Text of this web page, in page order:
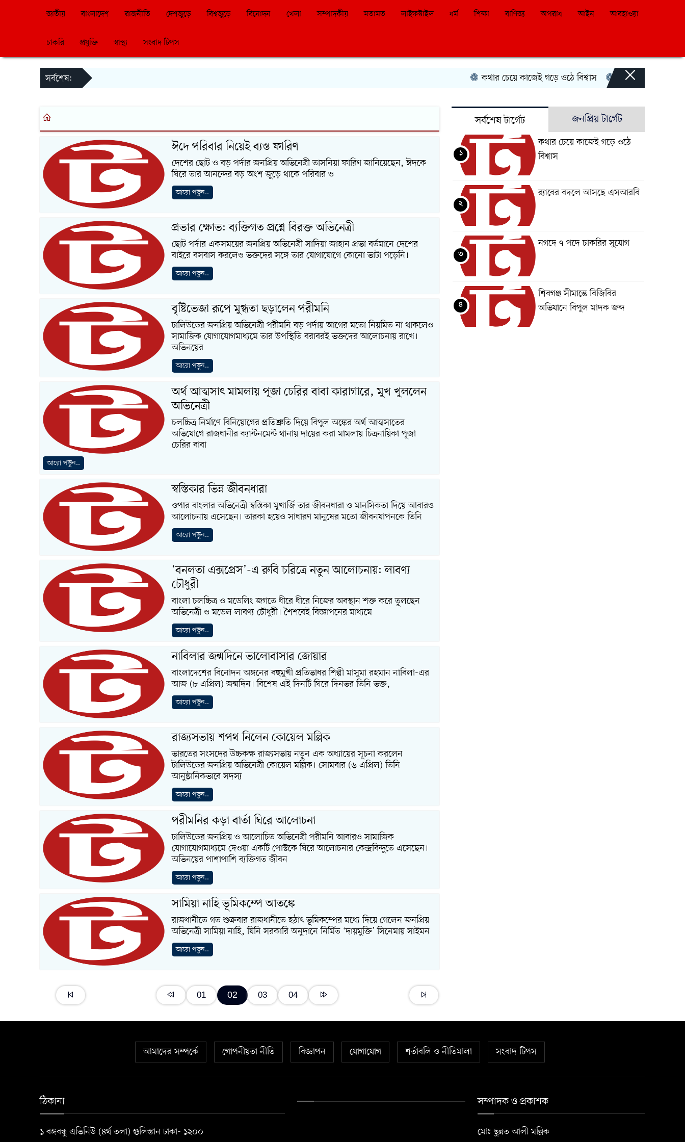
জাতীয় বাংলাদেশ রাজনীতি দেশজুড়ে বিশ্বজুড়ে বিনোদন খেলা সম্পাদকীয় মতামত লাইফস্টাইল ধর্ম শিক্ষা বাণিজ্য অপরাধ আইন আবহাওয়া
চাকরি প্রযুক্তি স্বাস্থ্য সংবাদ টিপস
সর্বশেষ: কথার চেয়ে কাজেই গড়ে ওঠে বিশ্বাস র‍্যাবের বদলে আসছে
×
ঈদে পরিবার নিয়েই ব্যস্ত ফারিণ
দেশের ছোট ও বড় পর্দার জনপ্রিয় অভিনেত্রী তাসনিয়া ফারিণ জানিয়েছেন, ঈদকে
ঘিরে তার আনন্দের বড় অংশ জুড়ে থাকে পরিবার ও
আরো পড়ুন..
প্রভার ক্ষোভ: ব্যক্তিগত প্রশ্নে বিরক্ত অভিনেত্রী
ছোট পর্দার একসময়ের জনপ্রিয় অভিনেত্রী সাদিয়া জাহান প্রভা বর্তমানে দেশের
বাইরে বসবাস করলেও ভক্তদের সঙ্গে তার যোগাযোগে কোনো ভাটা পড়েনি।
আরো পড়ুন..
বৃষ্টিভেজা রূপে মুগ্ধতা ছড়ালেন পরীমনি
ঢালিউডের জনপ্রিয় অভিনেত্রী পরীমনি বড় পর্দায় আগের মতো নিয়মিত না থাকলেও
সামাজিক যোগাযোগমাধ্যমে তার উপস্থিতি বরাবরই ভক্তদের আলোচনায় রাখে।
অভিনয়ের
আরো পড়ুন..
অর্থ আত্মসাৎ মামলায় পূজা চেরির বাবা কারাগারে, মুখ খুললেন
অভিনেত্রী
চলচ্চিত্র নির্মাণে বিনিয়োগের প্রতিশ্রুতি দিয়ে বিপুল অঙ্কের অর্থ আত্মসাতের
অভিযোগে রাজধানীর ক্যান্টনমেন্ট থানায় দায়ের করা মামলায় চিত্রনায়িকা পূজা
চেরির বাবা
আরো পড়ুন..
স্বস্তিকার ভিন্ন জীবনধারা
ওপার বাংলার অভিনেত্রী স্বস্তিকা মুখার্জি তার জীবনধারা ও মানসিকতা দিয়ে আবারও
আলোচনায় এসেছেন। তারকা হয়েও সাধারণ মানুষের মতো জীবনযাপনকে তিনি
আরো পড়ুন..
‘বনলতা এক্সপ্রেস’-এ রুবি চরিত্রে নতুন আলোচনায়: লাবণ্য
চৌধুরী
বাংলা চলচ্চিত্র ও মডেলিং জগতে ধীরে ধীরে নিজের অবস্থান শক্ত করে তুলছেন
অভিনেত্রী ও মডেল লাবণ্য চৌধুরী। শৈশবেই বিজ্ঞাপনের মাধ্যমে
আরো পড়ুন..
নাবিলার জন্মদিনে ভালোবাসার জোয়ার
বাংলাদেশের বিনোদন অঙ্গনের বহুমুখী প্রতিভাধর শিল্পী মাসুমা রহমান নাবিলা-এর
আজ (৮ এপ্রিল) জন্মদিন। বিশেষ এই দিনটি ঘিরে দিনভর তিনি ভক্ত,
আরো পড়ুন..
রাজ্যসভায় শপথ নিলেন কোয়েল মল্লিক
ভারতের সংসদের উচ্চকক্ষ রাজ্যসভায় নতুন এক অধ্যায়ের সূচনা করলেন
টালিউডের জনপ্রিয় অভিনেত্রী কোয়েল মল্লিক। সোমবার (৬ এপ্রিল) তিনি
আনুষ্ঠানিকভাবে সদস্য
আরো পড়ুন..
পরীমনির কড়া বার্তা ঘিরে আলোচনা
ঢালিউডের জনপ্রিয় ও আলোচিত অভিনেত্রী পরীমনি আবারও সামাজিক
যোগাযোগমাধ্যমে দেওয়া একটি পোস্টকে ঘিরে আলোচনার কেন্দ্রবিন্দুতে এসেছেন।
অভিনয়ের পাশাপাশি ব্যক্তিগত জীবন
আরো পড়ুন..
সামিয়া নাহি ভূমিকম্পে আতঙ্কে
রাজধানীতে গত শুক্রবার রাজধানীতে হঠাৎ ভূমিকম্পের মধ্যে দিয়ে গেলেন জনপ্রিয়
অভিনেত্রী সামিয়া নাহি, যিনি সরকারি অনুদানে নির্মিত ‘দায়মুক্তি’ সিনেমায় সাইমন
আরো পড়ুন..
01 02 03 04
সর্বশেষ টার্গেট জনপ্রিয় টার্গেট
কথার চেয়ে কাজেই গড়ে ওঠে
বিশ্বাস
১
র‍্যাবের বদলে আসছে এসআরবি
২
নগদে ৭ পদে চাকরির সুযোগ
৩
শিবগঞ্জ সীমান্তে বিজিবির
অভিযানে বিপুল মাদক জব্দ
৪
আমাদের সম্পর্কে গোপনীয়তা নীতি বিজ্ঞাপন যোগাযোগ শর্তাবলি ও নীতিমালা সংবাদ টিপস
ঠিকানা
১ বঙ্গবন্ধু এভিনিউ (৪র্থ তলা) গুলিস্তান ঢাকা- ১২০০
সম্পাদক ও প্রকাশক
মোঃ ছুন্নত আলী মল্লিক